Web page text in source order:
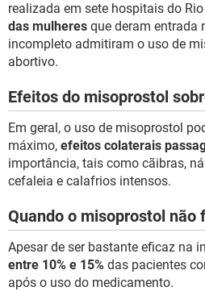
realizada em sete hospitais do
das mulheres que deram entrada
incompleto admitiram o uso de
abortivo.
Efeitos do misoprostol
Em geral, o uso de misoprostol
máximo, efeitos colaterais
importância, tais como cãibras,
cefaleia e calafrios intensos.
Quando o misoprostol não
Apesar de ser bastante eficaz na
entre 10% e 15% das pacientes
após o uso do medicamento.